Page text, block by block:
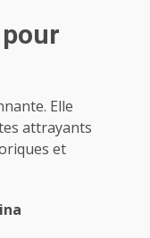
Elle
attrayants
et